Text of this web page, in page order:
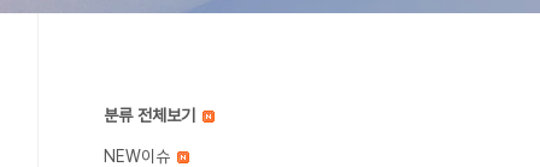
분류 전체보기
NEW이슈